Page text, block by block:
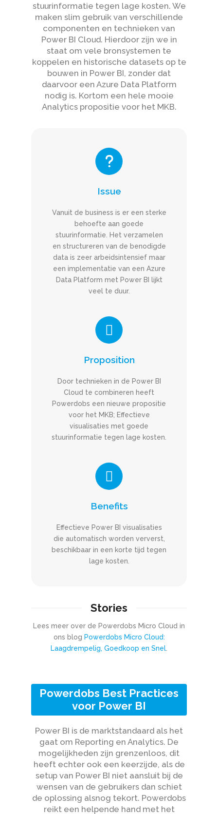
stuurinformatie tegen lage kosten. We
maken slim gebruik van verschillende
componenten en technieken van
Power BI Cloud. Hierdoor zijn we in
staat om vele bronsystemen te
koppelen en historische datasets op te
bouwen in Power BI, zonder dat
daarvoor een Azure Data Platform
nodig is. Kortom een hele mooie
Analytics propositie voor het MKB.
Issue
Vanuit de business is er een sterke
behoefte aan goede
stuurinformatie. Het verzamelen
en structureren van de benodigde
data is zeer arbeidsintensief maar
een implementatie van een Azure
Data Platform met Power BI lijkt
veel te duur.
Proposition
Door technieken in de Power BI
Cloud te combineren heeft
Powerdobs een nieuwe propositie
voor het MKB; Effectieve
visualisaties met goede
stuurinformatie tegen lage kosten.
Benefits
Effectieve Power BI visualisaties
die automatisch worden ververst,
beschikbaar in een korte tijd tegen
lage kosten.
Stories
Lees meer over de Powerdobs Micro Cloud in
ons blog Powerdobs Micro Cloud:
Laagdrempelig, Goedkoop en Snel
Powerdobs Best Practices
voor Power BI
Power BI is de marktstandaard als het
gaat om Reporting en Analytics. De
mogelijkheden zijn grenzenloos, dit
heeft echter ook een keerzijde, als de
setup van Power BI niet aansluit bij de
wensen van de gebruikers dan schiet
de oplossing alsnog tekort. Powerdobs
reikt een helpende hand met het